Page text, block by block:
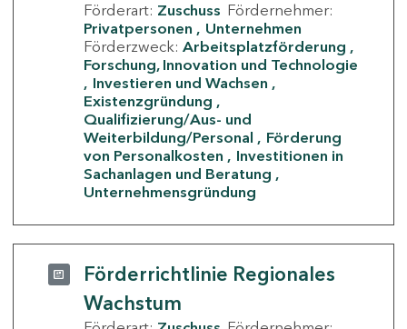
Förderart: Zuschuss Fördernehmer:
Privatpersonen
Unternehmen
Förderzweck: Arbeitsplatzförderung
Forschung, Innovation und Technologie
Investieren und Wachsen
Existenzgründung
Qualifizierung/Aus- und
Weiterbildung/Personal
Förderung
von Personalkosten
Investitionen in
Sachanlagen und Beratung
Unternehmensgründung
Förderrichtlinie Regionales
Wachstum